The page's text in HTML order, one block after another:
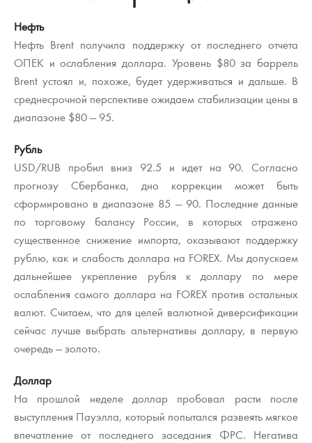
Золотой червонец Сеятель
Золотые слитки
Аксессуары
Гарри Поттер
Год Лошади
Флот: ледоколы и корабли
Жетоны "Необыкновенные обитатели глубин"
Ювелирные изделия
Русская нумизматика
Золотая карманная галерея
Наборы подарочных и коллекционных монет
Книги по нумизматике
Выкуп монет
Выкуп серебряных монет
Вопрос - ответ
Памятка для работы с монетами из драгметаллов
Условия возврата
Монеты
Политика конфиденциальности
Политика использования Cookies
Положение по обработке и защите персональных данных
Распродажа монет и жетонов
Итоги 2025 года. Прогноз курсов золота, серебра, платины на
2026 год
Cтатьи
Георгий Победоносец - динамика цен
Курс золота и серебра
Лом выкуп
Скупка слитков
Контакты
О нас
Наши преимущества
Письмо директору
Пресс-служба
Нефть
Нефть Brent получила поддержку от последнего отчета
ОПЕК и ослабления доллара. Уровень $80 за баррель
Brent устоял и, похоже, будет удерживаться и дальше. В
среднесрочной перспективе ожидаем стабилизации цены в
диапазоне $80 — 95.
Рубль
USD/RUB пробил вниз 92.5 и идет на 90. Согласно
прогнозу Сбербанка, дно коррекции может быть
сформировано в диапазоне 85 — 90. Последние данные
по торговому балансу России, в которых отражено
существенное снижение импорта, оказывают поддержку
рублю, как и слабость доллара на FOREX. Мы допускаем
дальнейшее укрепление рубля к доллару по мере
ослабления самого доллара на FOREX против остальных
валют. Считаем, что для целей валютной диверсификации
сейчас лучше выбрать альтернативы доллару, в первую
очередь — золото.
Доллар
На прошлой неделе доллар пробовал расти после
выступления Пауэлла, который попытался развеять мягкое
впечатление от последнего заседания ФРС. Негатива